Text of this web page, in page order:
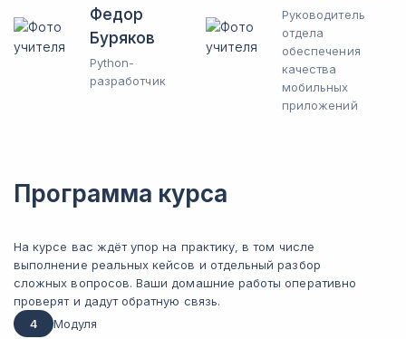
Федор
Буряков
Python-
разработчик
Руководитель
отдела
обеспечения
качества
мобильных
приложений
Программа курса
На курсе вас ждёт упор на практику, в том числе
выполнение реальных кейсов и отдельный разбор
сложных вопросов. Ваши домашние работы оперативно
проверят и дадут обратную связь.
4
Модуля